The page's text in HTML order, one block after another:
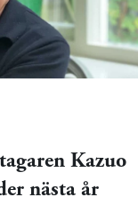
Kazuo
nästa år